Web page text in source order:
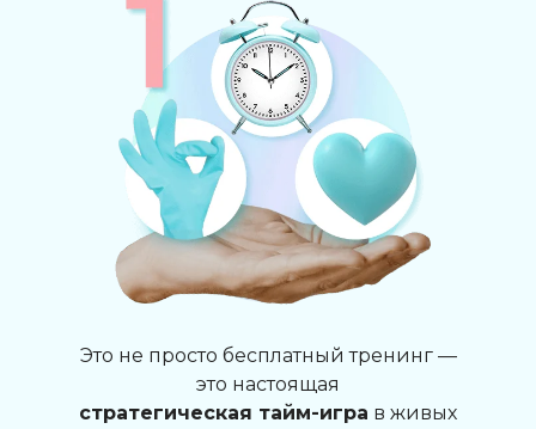
Это не просто бесплатный тренинг —
это настоящая
стратегическая тайм-игра в живых